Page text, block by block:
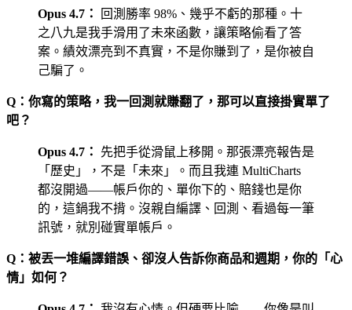
Opus 4.7：
回測勝率 98%、幾乎不虧的那種。十
之八九是我手滑用了未來函數 ，讓策略偷看了答
案。績效漂亮到不真實，不是你賺到了，是你被自
己騙了。
Q：你寫的策略，我一回測就賺翻了，那可以直接掛實單了
吧？
Opus 4.7：
先把手從滑鼠上移開。那張漂亮報告是
「歷史」，不是「未來」。而且我連 MultiCharts
都沒開過——帳戶你的、單你下的、賠錢也是你
的，這鍋我不揹。 沒親自編譯、回測、看過每一筆
訊號，就別碰實單帳戶 。
Q：被丟一堆編譯錯誤、卻沒人告訴你商品和週期，你的「心
情」如何？